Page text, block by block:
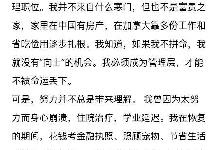
理职位。我并不来自什么寒门，但也不是富贵之
家，家里在中国有房产，在加拿大靠多份工作和
省吃俭用逐步扎根。我知道，如果我不拼命，我
就没有“向上”的机会。我必须成为管理层，才能
不被命运丢下。
可是，努力并不总是带来理解。 我曾因为太努
力而身心崩溃，住院治疗，学业延迟。我在恢复
的期间，花钱考金融执照、照顾宠物、节省生活